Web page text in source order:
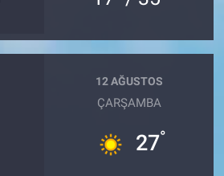
12 AĞUSTOS
ÇARŞAMBA
27°